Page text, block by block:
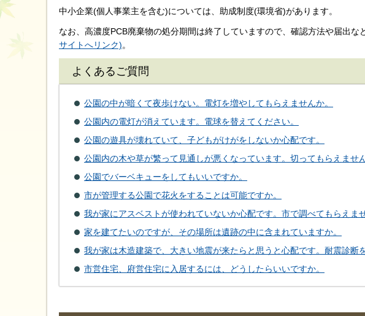
中小企業(個人事業主を含む)については、助成制度(環境省)があります。
なお、高濃度PCB廃棄物の処分期間は終了していますので、確認方法や届出な
サイトへリンク)。
よくあるご質問
公園の中が暗くて夜歩けない。電灯を増やしてもらえませんか。
公園内の電灯が消えています。電球を替えてください。
公園の遊具が壊れていて、子どもがけがをしないか心配です。
公園内の木や草が繁って見通しが悪くなっています。切ってもらえません
公園でバーベキューをしてもいいですか。
市が管理する公園で花火をすることは可能ですか。
我が家にアスベストが使われていないか心配です。市で調べてもらえませ
家を建てたいのですが、その場所は遺跡の中に含まれていますか。
我が家は木造建築で、大きい地震が来たらと思うと心配です。耐震診断
市営住宅、府営住宅に入居するには、どうしたらいいですか。